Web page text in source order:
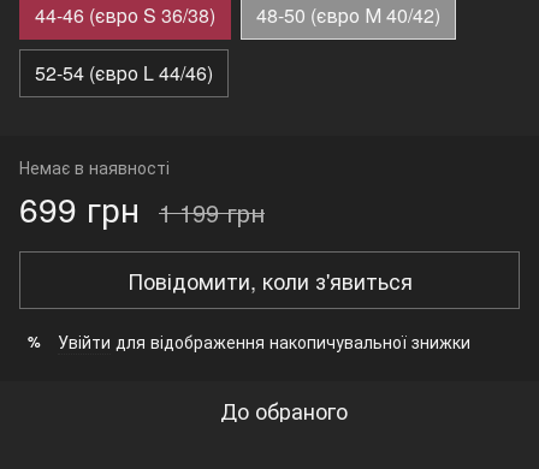
44-46 (євро S 36/38) 48-50 (євро М 40/42)
52-54 (євро L 44/46)
Немає в наявності
699 грн 1 199 грн
Повідомити, коли з'явиться
% Увійти для відображення накопичувальної знижки
До обраного